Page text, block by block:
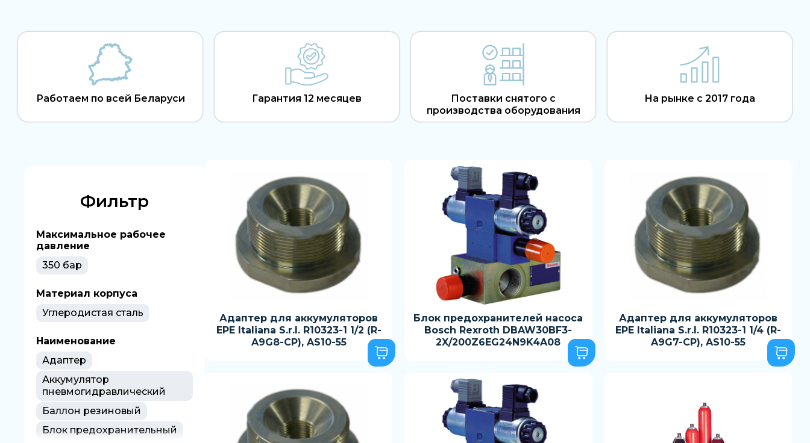
Работаем по всей Беларуси Гарантия 12 месяцев
Поставки снятого с
производства оборудования
На рынке с 2017 года
Фильтр
Максимальное рабочее
давление
350 бар
Материал корпуса
Углеродистая сталь
Наименование
Адаптер
Аккумулятор
пневмогидравлический
Баллон резиновый
Блок предохранительный
Адаптер для аккумуляторов
EPE Italiana S.r.l. R10323-1 1/2 (R-
A9G8-CP), AS10-55
Блок предохранителей насоса
Bosch Rexroth DBAW30BF3-
2X/200Z6EG24N9K4A08
Адаптер для аккумуляторов
EPE Italiana S.r.l. R10323-1 1/4 (R-
A9G7-CP), AS10-55